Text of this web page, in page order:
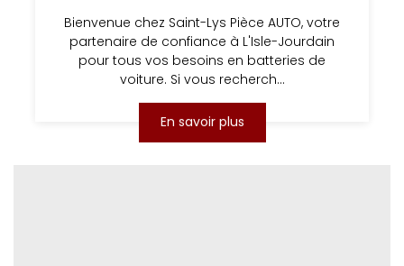
Bienvenue chez Saint-Lys Pièce AUTO, votre
partenaire de confiance à L'Isle-Jourdain
pour tous vos besoins en batteries de
voiture. Si vous recherch...
En savoir plus